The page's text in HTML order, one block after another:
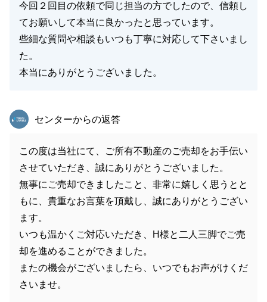
今回２回目の依頼で同じ担当の方でしたので、信頼し
てお願いして本当に良かったと思っています。
些細な質問や相談もいつも丁寧に対応して下さいまし
た。
本当にありがとうございました。
東急リバブル
センターからの返答
この度は当社にて、ご所有不動産のご売却をお手伝い
させていただき、誠にありがとうございました。
無事にご売却できましたこと、非常に嬉しく思うとと
もに、貴重なお言葉を頂戴し、誠にありがとうござい
ます。
いつも温かくご対応いただき、H様と二人三脚でご売
却を進めることができました。
またの機会がございましたら、いつでもお声がけくだ
さいませ。